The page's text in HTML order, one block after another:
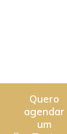
Quero
agendar
um